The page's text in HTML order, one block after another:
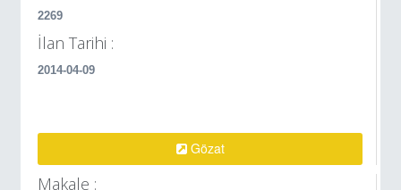
2269
İlan Tarihi :
2014-04-09
Gözat
Makale :